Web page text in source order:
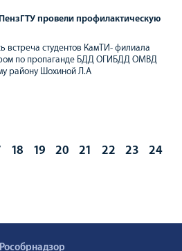
провели профилактическую
встреча студентов КамТИ- филиала
по пропаганде БДД ОГИБДД ОМВД
району Шохиной Л.А
18 19 20 21 22 23
24
Рособрнадзор